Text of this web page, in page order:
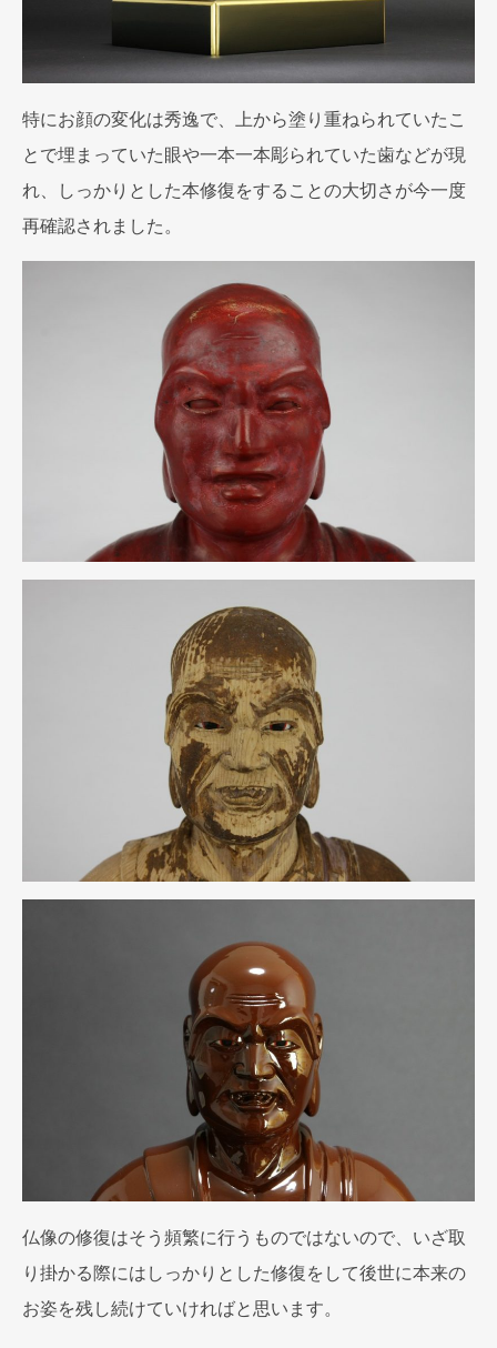
特にお顔の変化は秀逸で、上から塗り重ねられていたこ
とで埋まっていた眼や一本一本彫られていた歯などが現
れ、しっかりとした本修復をすることの大切さが今一度
再確認されました。
仏像の修復はそう頻繁に行うものではないので、いざ取
り掛かる際にはしっかりとした修復をして後世に本来の
お姿を残し続けていければと思います。